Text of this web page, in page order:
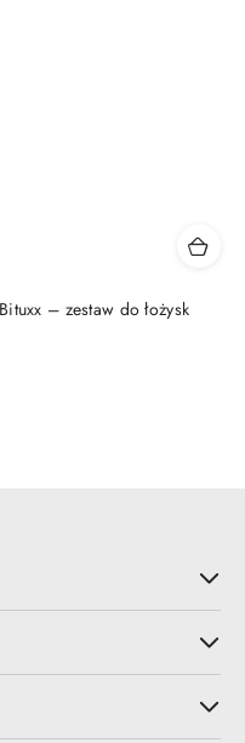
– zestaw do łożysk